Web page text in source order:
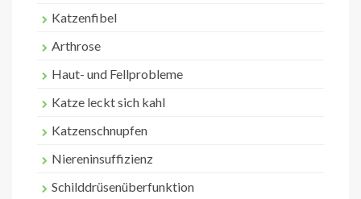
Katzenfibel
Arthrose
Haut- und Fellprobleme
Katze leckt sich kahl
Katzenschnupfen
Niereninsuffizienz
Schilddrüsenüberfunktion